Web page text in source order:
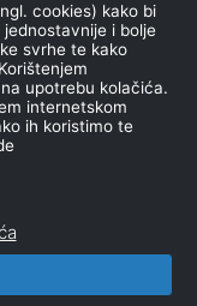
privatnosti
cookies) kako bi
i bolje
svrhe te kako
upotrebu kolačića.
internetskom
ih koristimo te